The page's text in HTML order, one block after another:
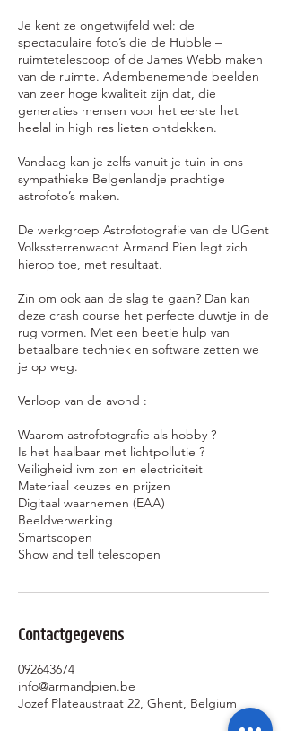
Je kent ze ongetwijfeld wel: de
spectaculaire foto’s die de Hubble –
ruimtetelescoop of de James Webb maken
van de ruimte. Adembenemende beelden
van zeer hoge kwaliteit zijn dat, die
generaties mensen voor het eerste het
heelal in high res lieten ontdekken.
Vandaag kan je zelfs vanuit je tuin in ons
sympathieke Belgenlandje prachtige
astrofoto’s maken.
De werkgroep Astrofotografie van de UGent
Volkssterrenwacht Armand Pien legt zich
hierop toe, met resultaat.
Zin om ook aan de slag te gaan? Dan kan
deze crash course het perfecte duwtje in de
rug vormen. Met een beetje hulp van
betaalbare techniek en software zetten we
je op weg.
Verloop van de avond :
Waarom astrofotografie als hobby ?
Is het haalbaar met lichtpollutie ?
Veiligheid ivm zon en electriciteit
Materiaal keuzes en prijzen
Digitaal waarnemen (EAA)
Beeldverwerking
Smartscopen
Contactgegevens
092643674
info@armandpien.be
Jozef Plateaustraat 22, Ghent, Belgium